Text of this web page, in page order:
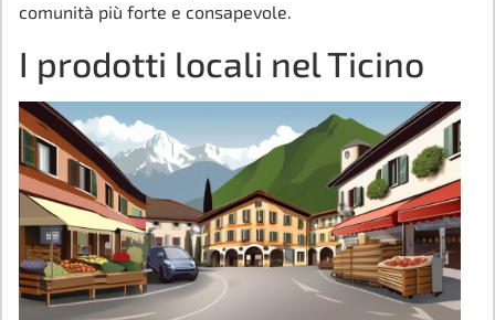
comunità più forte e consapevole.
I prodotti locali nel Ticino